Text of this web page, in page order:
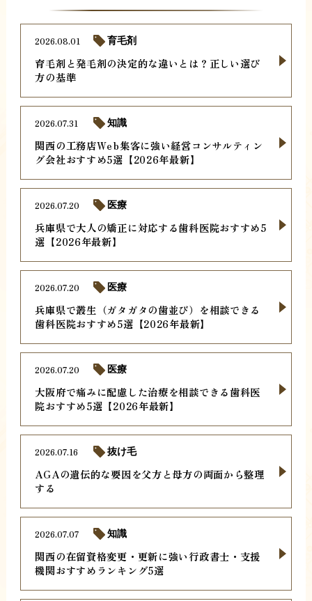
育毛剤と発毛剤の決定的な違いとは？正しい選び
方の基準
2026.08.01 育毛剤
関西の工務店Web集客に強い経営コンサルティン
グ会社おすすめ5選【2026年最新】
2026.07.31 知識
兵庫県で大人の矯正に対応する歯科医院おすすめ5
選【2026年最新】
2026.07.20 医療
兵庫県で叢生（ガタガタの歯並び）を相談できる
歯科医院おすすめ5選【2026年最新】
2026.07.20 医療
大阪府で痛みに配慮した治療を相談できる歯科医
院おすすめ5選【2026年最新】
2026.07.20 医療
AGAの遺伝的な要因を父方と母方の両面から整理
する
2026.07.16 抜け毛
関西の在留資格変更・更新に強い行政書士・支援
機関おすすめランキング5選
2026.07.07 知識